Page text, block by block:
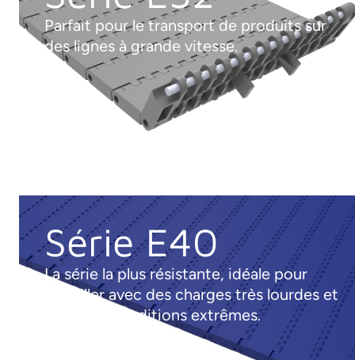
Parfait pour le transport de produits sur
des lignes à grande vitesse.
Série E40
La série la plus résistante, idéale pour
travailler avec des charges très lourdes et
dans des conditions extrêmes.